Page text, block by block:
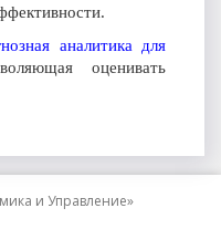
аналитика для
оценивать
и Управление»